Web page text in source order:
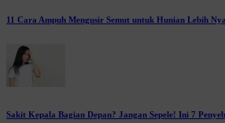
11 Cara Ampuh Mengusir Semut untuk Hunian Lebih
Sakit Kepala Bagian Depan? Jangan Sepele! Ini 7